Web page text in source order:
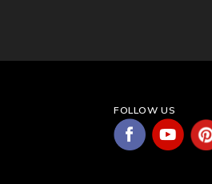
FOLLOW US